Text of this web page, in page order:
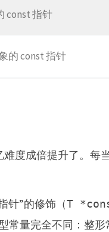
const 指针
的 const 指针
度成倍提升了。每
针”的修饰（T
常量完全不同：整形